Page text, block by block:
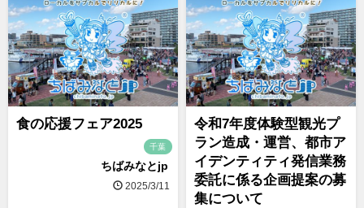
食の応援フェア2025
千葉
ちばみなとjp
2025/3/11
令和7年度体験型観光プ
ラン造成・運営、都市ア
イデンティティ発信業務
委託に係る企画提案の募
集について